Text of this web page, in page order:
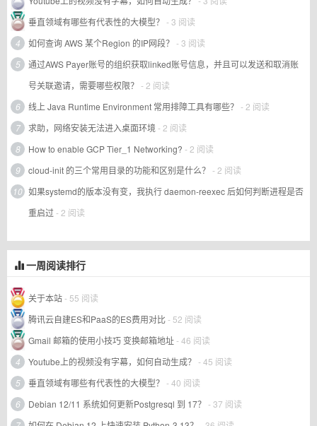
垂直领域有哪些有代表性的大模型？ - 3 阅读
4
如何查询 AWS 某个Region 的IP网段？ - 3 阅读
5
通过AWS Payer账号的组织获取linked账号信息，并且可以发送和取消账
号关联邀请，需要哪些权限？ - 2 阅读
6
线上 Java Runtime Environment 常用排障工具有哪些？ - 2 阅读
7
求助，网络安装无法进入桌面环境 - 2 阅读
8
How to enable GCP Tier_1 Networking? - 2 阅读
9
cloud-init 的三个常用目录的功能和区别是什么？ - 2 阅读
10 如果systemd的版本没有变，我执行 daemon-reexec 后如何判断进程是否
重启过- 2 阅读
一周阅读排行
关于本站- 55 阅读
腾讯云自建ES和PaaS的ES费用对比- 52 阅读
Gmail 邮箱的使用小技巧 变换邮箱地址- 46 阅读
4
Youtube上的视频没有字幕，如何自动生成？ - 45 阅读
5
垂直领域有哪些有代表性的大模型？ - 40 阅读
6
Debian 12/11 系统如何更新Postgresql 到 17？ - 37 阅读